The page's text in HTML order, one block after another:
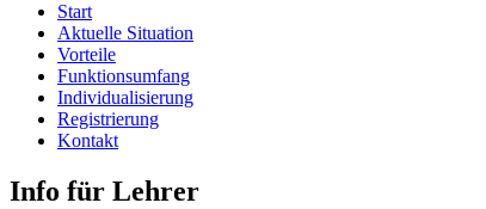
Start
Aktuelle Situation
Vorteile
Funktionsumfang
Individualisierung
Registrierung
Kontakt
Info für Lehrer